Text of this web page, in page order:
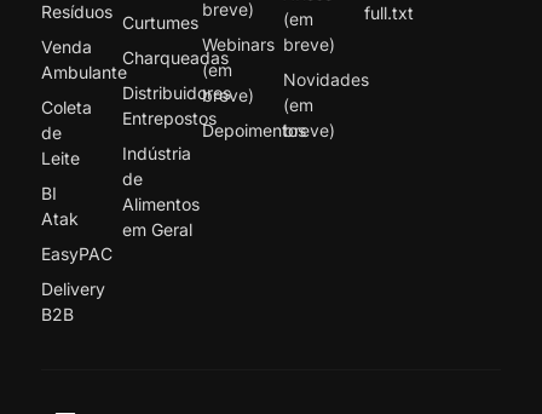
Resíduos
Venda
Ambulante
Coleta
de
Leite
BI
Atak
EasyPAC
Delivery
B2B
Curtumes
Charqueadas
Distribuidores
Entrepostos
Indústria
de
Alimentos
em Geral
breve)
Webinars
(em
breve)
Depoimentos
(em
breve)
Novidades
(em
breve)
full.txt